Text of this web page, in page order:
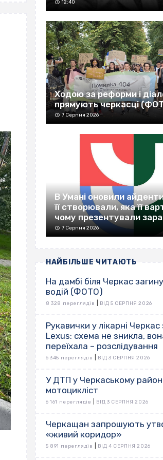
12:40
Ходою за реформи і
прямують черкасці
7 Серпня 2026
В Умані оновили
її створювали, яка її
чому презентували
7 Серпня 2026
НАЙБІЛЬШЕ ЧИТАЮТЬ
На дамбі біля Черкас
водій (ФОТО)
8 328 переглядів ВІД 5 СЕРПНЯ 2026
Рукавички у лікарні
Lexus: схема не зникла,
переїхала – розслідування
6 345 переглядів ВІД 3 СЕРПНЯ 2026
У ДТП у Черкаському
мотоцикліст
6 161 переглядів ВІД 3 СЕРПНЯ 2026
Черкащан запрошують
«живий коридор»
5 891 переглядів ВІД 4 СЕРПНЯ 2026